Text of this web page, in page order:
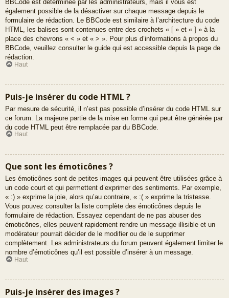
BBCode est déterminée par les administrateurs, mais il vous est
également possible de la désactiver sur chaque message depuis le
formulaire de rédaction. Le BBCode est similaire à l’architecture du code
HTML, les balises sont contenues entre des crochets « [ » et « ] » à la
place des chevrons « < » et « > ». Pour plus d’informations à propos du
BBCode, veuillez consulter le guide qui est accessible depuis la page de
rédaction.
Haut
Puis-je insérer du code HTML ?
Par mesure de sécurité, il n’est pas possible d’insérer du code HTML sur
ce forum. La majeure partie de la mise en forme qui peut être générée par
du code HTML peut être remplacée par du BBCode.
Haut
Que sont les émoticônes ?
Les émoticônes sont de petites images qui peuvent être utilisées grâce à
un code court et qui permettent d’exprimer des sentiments. Par exemple,
« :) » exprime la joie, alors qu’au contraire, « :( » exprime la tristesse.
Vous pouvez consulter la liste complète des émoticônes depuis le
formulaire de rédaction. Essayez cependant de ne pas abuser des
émoticônes, elles peuvent rapidement rendre un message illisible et un
modérateur pourrait décider de le modifier ou de le supprimer
complètement. Les administrateurs du forum peuvent également limiter le
nombre d’émoticônes qu’il est possible d’insérer à un message.
Haut
Puis-je insérer des images ?